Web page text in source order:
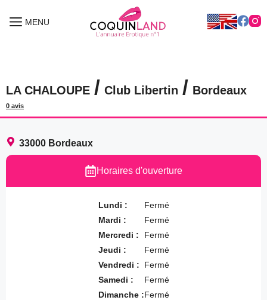
MENU
MENU
LA CHALOUPE / Club Libertin / Bordeaux
0 avis
33000 Bordeaux
Horaires d'ouverture
Lundi :
Mardi :
Mercredi :
Jeudi :
Vendredi :
Samedi :
Dimanche :
Fermé
Fermé
Fermé
Fermé
Fermé
Fermé
Fermé